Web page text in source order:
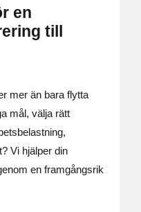
en
till
mer än bara flytta
mål, välja rätt
Vi hjälper din
en framgångsrik